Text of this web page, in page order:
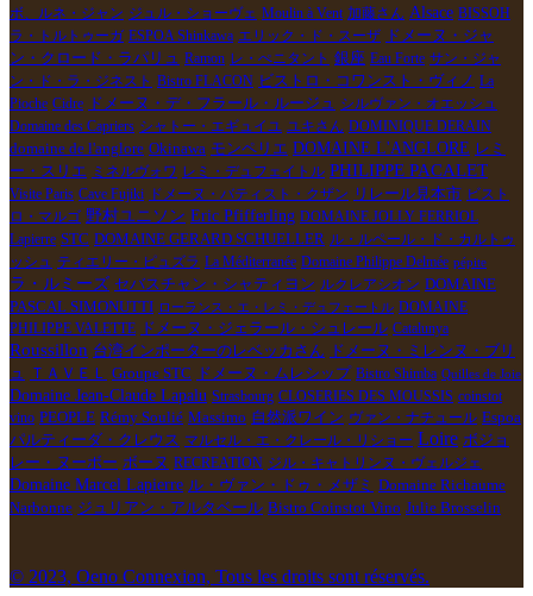
ボ、ルネ・ジャン ジュル・ショーヴェ Moulin à Vent 加藤さん Alsace BISSOH
ラ・トルトゥーガ ESPOA Shinkawa エリック・ド・スーザ ドメーヌ・ジャ
ン・クロード・ラパリュ Ramon レ・ぺニタント 銀座 Eau Forte サン・ジャ
ン・ド・ラ・ジネスト Bistro FLACON ビストロ・コワンスト・ヴィノ La
Pioche Cidre ドメーヌ・デ・フラール・ルージュ
シルヴァン・オエッシュ
Domaine des Capriers シャトー・エギュイユ ユキさん DOMINIQUE DERAIN
domaine de l'anglore Okinawa モンペリエ DOMAINE L'ANGLORE レミ
ー・スリエ ミネルヴォワ レミ・デュフェイトル PHILIPPE PACALET
Visite Paris Cave Fujiki ドメーヌ・バティスト・クザン リレール見本市 ビスト
ロ・マルゴ 野村ユニソン Eric Pfifferling DOMAINE JOLLY FERRIOL
Lapierre STC DOMAINE GERARD SCHUELLER ル・ルペール・ド・カルトゥ
ッシュ ティエリー・ピュズラ La Méditerranée Domaine Philippe Delmée pépite
ラ・ルミーズ セバスチャン・シャティヨン ルクレアシオン DOMAINE
PASCAL SIMONUTTI ローランス・エ・レミ・デュフェートル DOMAINE
PHILIPPE VALETTE ドメーヌ・ジェラール・シュレール Catalunya
Roussillon 台湾インポーターのレベッカさん
ドメーヌ・ミレンヌ・ブリ
ュ
ＴＡＶＥＬ Groupe STC ドメーヌ・ムレシップ Bistro Shimba Quilles de Joie
Domaine Jean-Claude Lapalu Strasbourg CLOSERIES DES MOUSSIS coinstot
vino PEOPLE Rémy Soulié Massimo 自然派ワイン ヴァン・ナチュール Espoa
パルティーダ・クレウス マルセル・エ・クレール・リショー Loire ボジョ
レー・ヌーボー ボーヌ RECREATION ジル・キャトリンヌ・ヴェルジェ
Domaine Marcel Lapierre ル・ヴァン・ドゥ・メザミ Domaine Richaume
Narbonne ジュリアン・アルタベール Bistro Coinstot Vino Julie Brosselin
© 2023, Oeno Connexion, Tous les droits sont réservés.